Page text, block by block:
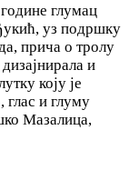
глумац
уз подршку
прича о тролу
и
коју је
и глуму
Мазалица,